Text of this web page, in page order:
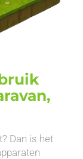
Dan is het